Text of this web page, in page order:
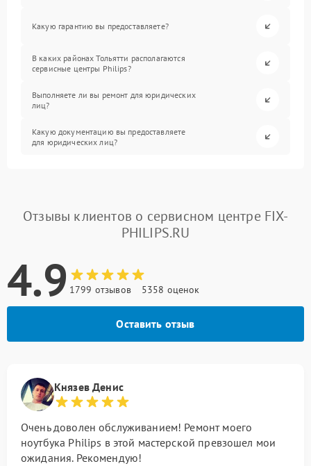
Какую гарантию вы предоставляете?
В каких районах Тольятти располагаются
сервисные центры Philips?
Выполняете ли вы ремонт для юридических
лиц?
Какую документацию вы предоставляете
для юридических лиц?
Отзывы клиентов о сервисном центре FIX-
PHILIPS.RU
4.9 1799 отзывов 5358 оценок
Оставить отзыв
Князев Денис
Очень доволен обслуживанием! Ремонт моего
ноутбука Philips в этой мастерской превзошел мои
ожидания. Рекомендую!